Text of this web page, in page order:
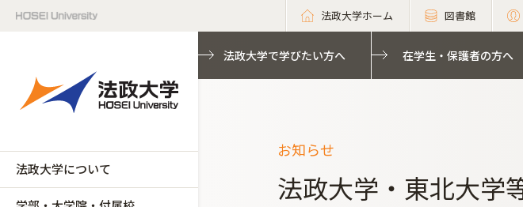
法政大学ホーム 図書館
法政大学について
法政大学で学びたい方へ 在学生・保護者の方へ
お知らせ
法政大学・東北大学